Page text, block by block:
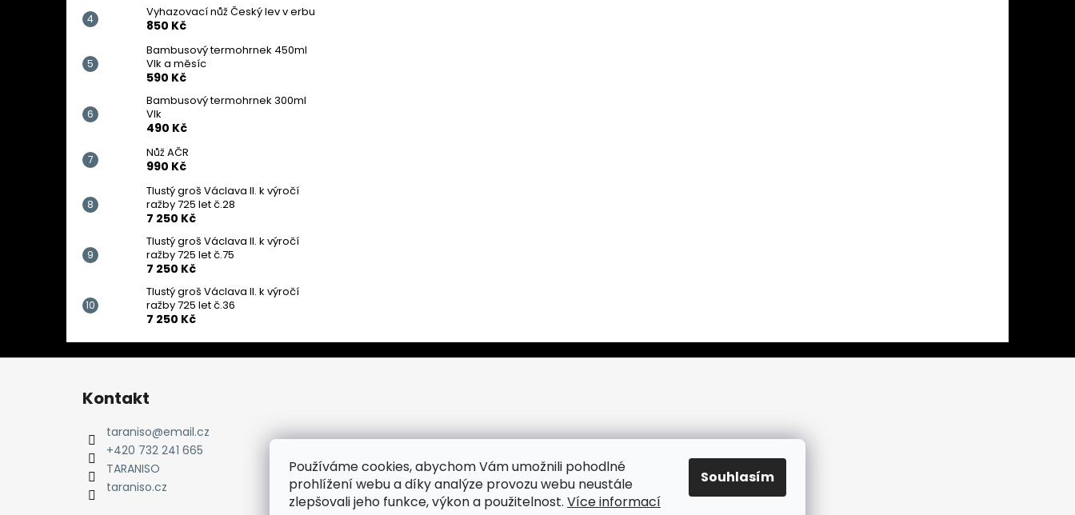
Používáme cookies, abychom Vám umožnili pohodlné
prohlížení webu a díky analýze provozu webu neustále
zlepšovali jeho funkce, výkon a použitelnost. Více informací
Souhlasím
Vyhazovací nůž Český lev v erbu
850 Kč
Bambusový termohrnek 450ml
Vlk a měsíc
590 Kč
Bambusový termohrnek 300ml
Vlk
490 Kč
Nůž AČR
990 Kč
Tlustý groš Václava II. k výročí
ražby 725 let č.28
7 250 Kč
Tlustý groš Václava II. k výročí
ražby 725 let č.75
7 250 Kč
Tlustý groš Václava II. k výročí
ražby 725 let č.36
7 250 Kč
Z
Kontakt
taraniso@email.cz
+420 732 241 665
TARANISO
taraniso.cz